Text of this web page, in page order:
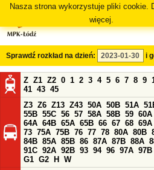
Nasza strona wykorzystuje pliki cookie.
więcej.
Sprawdź rozkład na dzień: i
Z Z1 Z2 0 1 2 3 4 5 6 7 8 9
41 43 45
Z3 Z6 Z13 Z43 50A 50B 51A
55B 55C 56 57 58A 58B 59 60A
64A 64B 65A 65B 66 67 68 69A
73 75A 75B 76 77 78 80A 80B
84B 85A 85B 86 87A 87B 88A
91C 92A 92B 93 94 96 97A 97B
G1 G2 H
W